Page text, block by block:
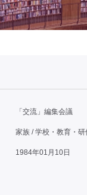
「交流」編集会議
家族 / 学校・教育・研
1984年01月10日